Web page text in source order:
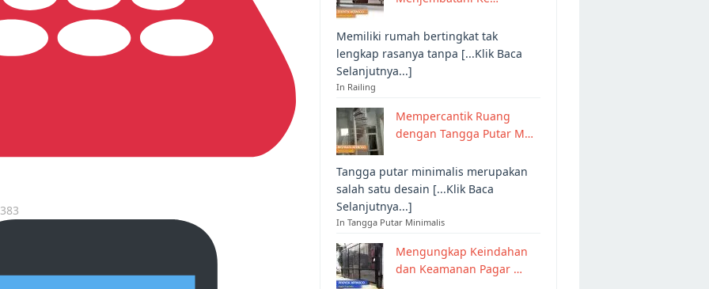
Memiliki rumah bertingkat tak
lengkap rasanya tanpa [...Klik Baca
Selanjutnya...]
In Railing
Mempercantik Ruang
dengan Tangga Putar M…
Tangga putar minimalis merupakan
salah satu desain [...Klik Baca
Selanjutnya...]
In Tangga Putar Minimalis
Mengungkap Keindahan
dan Keamanan Pagar …